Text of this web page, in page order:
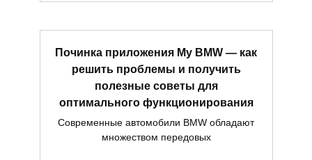
Починка приложения My BMW — как
решить проблемы и получить
полезные советы для
оптимального функционирования
Современные автомобили BMW обладают
множеством передовых